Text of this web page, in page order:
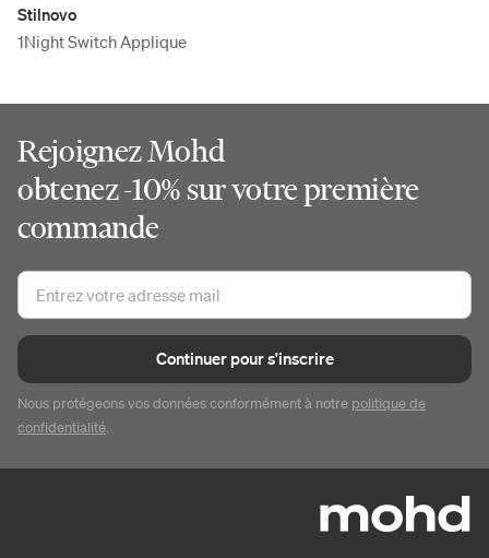
Stilnovo
1Night Switch Applique
Rejoignez Mohd
obtenez -10% sur votre première
commande
Continuer pour s'inscrire
Nous protégeons vos données conformément à notre politique de
confidentialité.